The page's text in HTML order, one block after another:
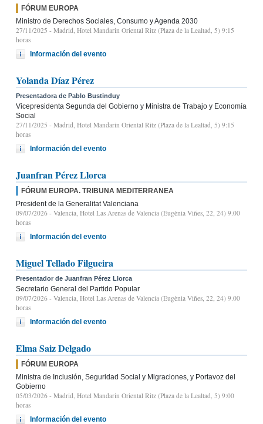
FÓRUM EUROPA
Ministro de Derechos Sociales, Consumo y Agenda 2030
27/11/2025 - Madrid, Hotel Mandarin Oriental Ritz (Plaza de la Lealtad, 5) 9:15
horas
Información del evento
Yolanda Díaz Pérez
Presentadora de Pablo Bustinduy
Vicepresidenta Segunda del Gobierno y Ministra de Trabajo y Economía
Social
27/11/2025 - Madrid, Hotel Mandarin Oriental Ritz (Plaza de la Lealtad, 5) 9:15
horas
Información del evento
Juanfran Pérez Llorca
FÓRUM EUROPA. TRIBUNA MEDITERRANEA
President de la Generalitat Valenciana
09/07/2026 - Valencia, Hotel Las Arenas de Valencia (Eugènia Viñes, 22, 24) 9.00
horas
Información del evento
Miguel Tellado Filgueira
Presentador de Juanfran Pérez Llorca
Secretario General del Partido Popular
09/07/2026 - Valencia, Hotel Las Arenas de Valencia (Eugènia Viñes, 22, 24) 9.00
horas
Información del evento
Elma Saiz Delgado
FÓRUM EUROPA
Ministra de Inclusión, Seguridad Social y Migraciones, y Portavoz del
Gobierno
05/03/2026 - Madrid, Hotel Mandarin Oriental Ritz (Plaza de la Lealtad, 5) 9:00
horas
Información del evento